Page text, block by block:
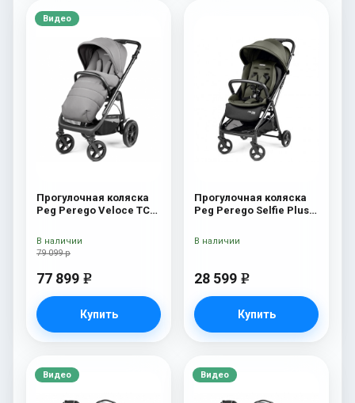
Видео
Прогулочная коляска
Peg Perego Veloce TC
Peg Perego Veloce TC
(Mercury New)
79 099 р
77 899 e
Купить
В наличии
Прогулочная коляска
Peg Perego Selfie Plus
28 599 e
Купить
В наличии
Видео Видео